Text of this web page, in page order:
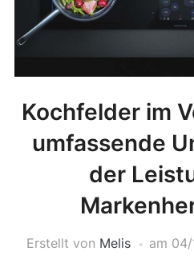
Kochfelder im
umfassende
der
Erstellt von Melis am